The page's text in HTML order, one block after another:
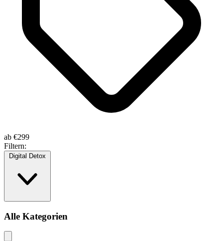
ab €299
Filtern:
Digital Detox
Alle Kategorien